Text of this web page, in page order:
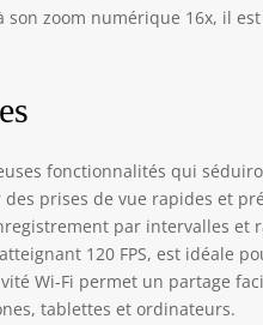
parfait. Écran rotatif à 180°
Wi-Fi : l'écran IPS de 3,0
demi-sac en cuir sur mesure,
cuir assortie, vous pouvez
photo et capturer chaque
rayures et ajoute du style à
exprime votre personnalité.
choisissez notre appareil
vie, afin que vous puissiez
une sécurité à tout moment
son zoom numérique 16x, il
fonctionnalités qui
prises de vue rapides et
par intervalles et
120 FPS, est idéale
Wi-Fi permet un partage
tablettes et ordinateurs.